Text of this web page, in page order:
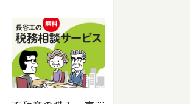
の方は、是非ご相談ください。
（0120-875-834）よりお気軽に